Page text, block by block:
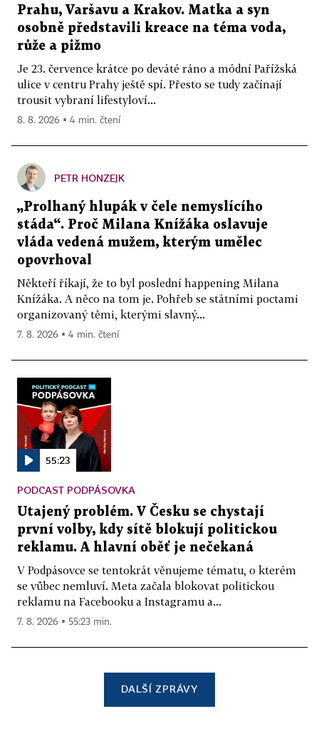
Prahu, Varšavu a Krakov. Matka a syn
osobně představili kreace na téma voda,
růže a pižmo
Je 23. července krátce po deváté ráno a módní Pařížská
ulice v centru Prahy ještě spí. Přesto se tudy začínají
trousit vybraní lifestyloví...
8. 8. 2026 ▪ 4 min. čtení
PETR HONZEJK
„Prolhaný hlupák v čele nemyslícího
stáda“. Proč Milana Knížáka oslavuje
vláda vedená mužem, kterým umělec
opovrhoval
Někteří říkají, že to byl poslední happening Milana
Knížáka. A něco na tom je. Pohřeb se státními poctami
organizovaný těmi, kterými slavný...
7. 8. 2026 ▪ 4 min. čtení
55:23
PODCAST PODPÁSOVKA
Utajený problém. V Česku se chystají
první volby, kdy sítě blokují politickou
reklamu. A hlavní oběť je nečekaná
V Podpásovce se tentokrát věnujeme tématu, o kterém
se vůbec nemluví. Meta začala blokovat politickou
reklamu na Facebooku a Instagramu a...
7. 8. 2026 ▪ 55:23 min.
DALŠÍ ZPRÁVY